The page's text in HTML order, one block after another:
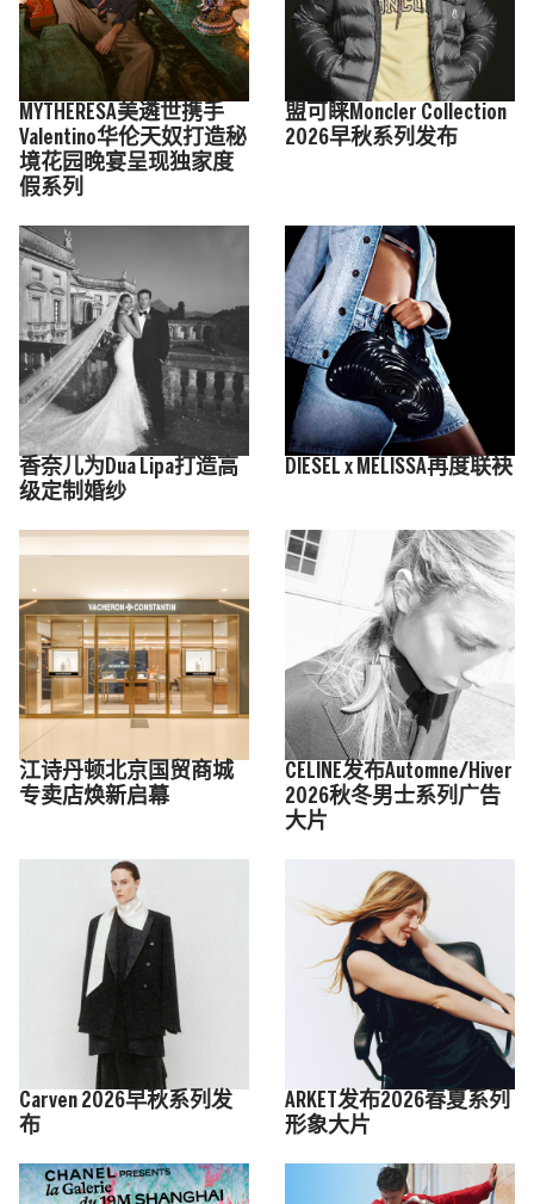
MYTHERESA美遴世携手
Valentino华伦天奴打造秘
境花园晚宴呈现独家度
假系列
盟可睐Moncler Collection
2026早秋系列发布
香奈儿为Dua Lipa打造高
级定制婚纱
DIESEL x MELISSA再度联袂
江诗丹顿北京国贸商城
专卖店焕新启幕
CELINE发布Automne/Hiver
2026秋冬男士系列广告
大片
Carven 2026早秋系列发
布
ARKET发布2026春夏系列
形象大片